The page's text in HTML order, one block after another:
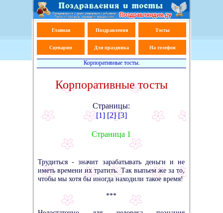
Главная Поздравления Тосты
Сценарии Для праздника На телефон
Корпоративные тосты.
Корпоративные тосты
Страницы:
[1] [2] [3]
Страница 1
Трудиться - значит зарабатывать деньги и не
иметь времени их тратить. Так выпьем же за то,
чтобы мы хотя бы иногда находили такое время!
***